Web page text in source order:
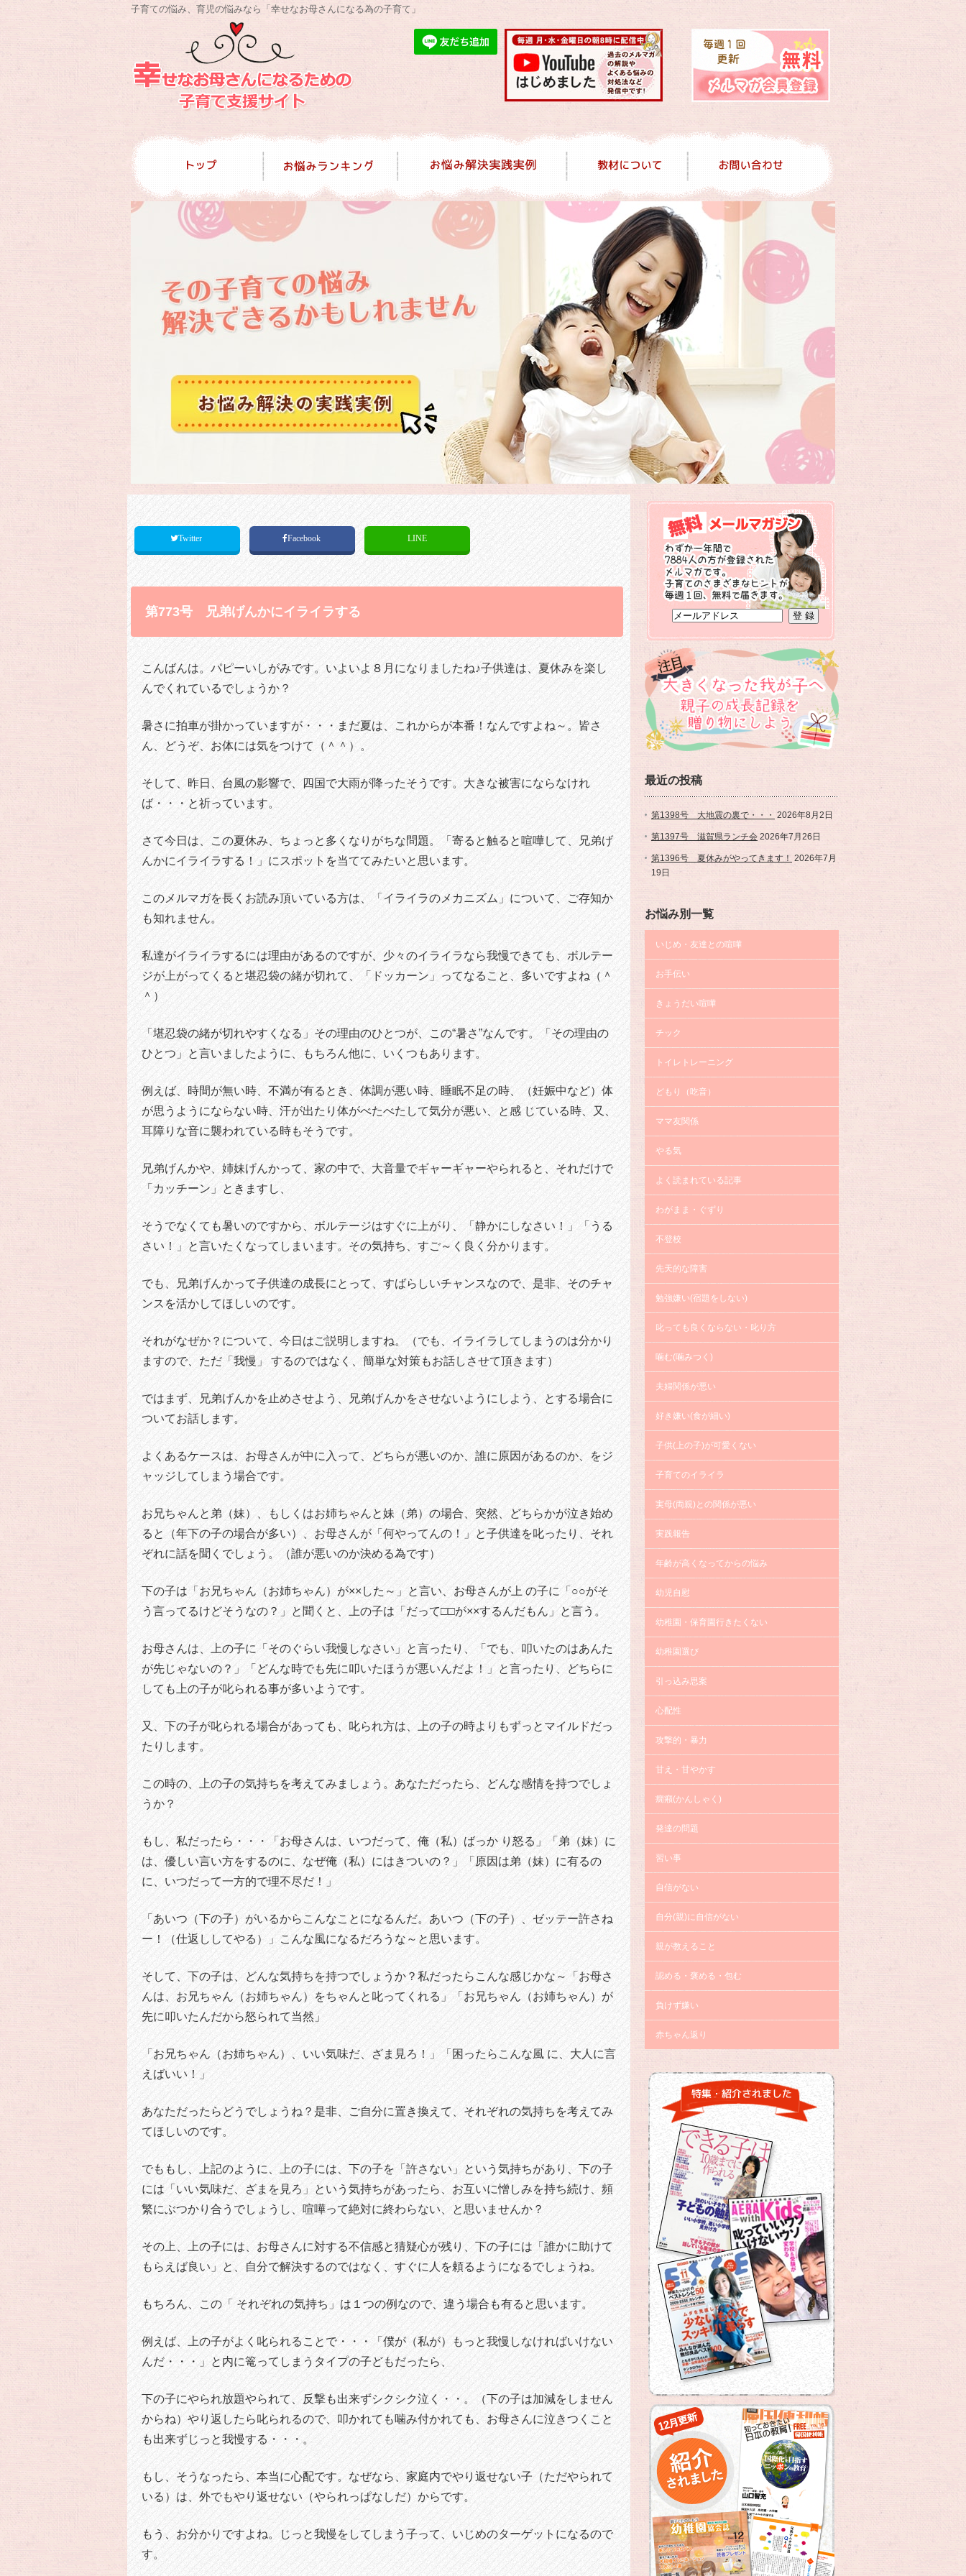
子育ての悩み、育児の悩みなら「幸せなお母さんになる為の子育て」
Twitter Facebook LINE
第773号 兄弟げんかにイライラする
こんばんは。パピーいしがみです。いよいよ８月になりましたね♪子供達は、夏休みを楽し
んでくれているでしょうか？
暑さに拍車が掛かっていますが・・・まだ夏は、これからが本番！なんですよね～。皆さ
ん、どうぞ、お体には気をつけて（＾＾）。
そして、昨日、台風の影響で、四国で大雨が降ったそうです。大きな被害にならなけれ
ば・・・と祈っています。
さて今日は、この夏休み、ちょっと多くなりがちな問題。「寄ると触ると喧嘩して、兄弟げ
んかにイライラする！」にスポットを当ててみたいと思います。
このメルマガを長くお読み頂いている方は、「イライラのメカニズム」について、ご存知か
も知れません。
私達がイライラするには理由があるのですが、少々のイライラなら我慢できても、ボルテー
ジが上がってくると堪忍袋の緒が切れて、「ドッカーン」ってなること、多いですよね（＾
＾）
「堪忍袋の緒が切れやすくなる」その理由のひとつが、この“暑さ”なんです。「その理由の
ひとつ」と言いましたように、もちろん他に、いくつもあります。
例えば、時間が無い時、不満が有るとき、体調が悪い時、睡眠不足の時、（妊娠中など）体
が思うようにならない時、汗が出たり体がべたべたして気分が悪い、と感 じている時、又、
耳障りな音に襲われている時もそうです。
兄弟げんかや、姉妹げんかって、家の中で、大音量でギャーギャーやられると、それだけで
「カッチーン」ときますし、
そうでなくても暑いのですから、ボルテージはすぐに上がり、「静かにしなさい！」「うる
さい！」と言いたくなってしまいます。その気持ち、すご～く良く分かります。
でも、兄弟げんかって子供達の成長にとって、すばらしいチャンスなので、是非、そのチャ
ンスを活かしてほしいのです。
それがなぜか？について、今日はご説明しますね。（でも、イライラしてしまうのは分かり
ますので、ただ「我慢」 するのではなく、簡単な対策もお話しさせて頂きます）
ではまず、兄弟げんかを止めさせよう、兄弟げんかをさせないようにしよう、とする場合に
ついてお話します。
よくあるケースは、お母さんが中に入って、どちらが悪いのか、誰に原因があるのか、をジ
ャッジしてしまう場合です。
お兄ちゃんと弟（妹）、もしくはお姉ちゃんと妹（弟）の場合、突然、どちらかが泣き始め
ると（年下の子の場合が多い）、お母さんが「何やってんの！」と子供達を叱ったり、それ
ぞれに話を聞くでしょう。（誰が悪いのか決める為です）
下の子は「お兄ちゃん（お姉ちゃん）が××した～」と言い、お母さんが上 の子に「○○がそ
う言ってるけどそうなの？」と聞くと、上の子は「だって□□が××するんだもん」と言う。
お母さんは、上の子に「そのぐらい我慢しなさい」と言ったり、「でも、叩いたのはあんた
が先じゃないの？」「どんな時でも先に叩いたほうが悪いんだよ！」と言ったり、どちらに
しても上の子が叱られる事が多いようです。
又、下の子が叱られる場合があっても、叱られ方は、上の子の時よりもずっとマイルドだっ
たりします。
この時の、上の子の気持ちを考えてみましょう。あなただったら、どんな感情を持つでしょ
うか？
もし、私だったら・・・「お母さんは、いつだって、俺（私）ばっか り怒る」「弟（妹）に
は、優しい言い方をするのに、なぜ俺（私）にはきついの？」「原因は弟（妹）に有るの
に、いつだって一方的で理不尽だ！」
「あいつ（下の子）がいるからこんなことになるんだ。あいつ（下の子）、ゼッテー許さね
ー！（仕返ししてやる）」こんな風になるだろうな～と思います。
そして、下の子は、どんな気持ちを持つでしょうか？私だったらこんな感じかな～「お母さ
んは、お兄ちゃん（お姉ちゃん）をちゃんと叱ってくれる」「お兄ちゃん（お姉ちゃん）が
先に叩いたんだから怒られて当然」
「お兄ちゃん（お姉ちゃん）、いい気味だ、ざま見ろ！」「困ったらこんな風 に、大人に言
えばいい！」
あなただったらどうでしょうね？是非、ご自分に置き換えて、それぞれの気持ちを考えてみ
てほしいのです。
でももし、上記のように、上の子には、下の子を「許さない」という気持ちがあり、下の子
には「いい気味だ、ざまを見ろ」という気持ちがあったら、お互いに憎しみを持ち続け、頻
繁にぶつかり合うでしょうし、喧嘩って絶対に終わらない、と思いませんか？
その上、上の子には、お母さんに対する不信感と猜疑心が残り、下の子には「誰かに助けて
もらえば良い」と、自分で解決するのではなく、すぐに人を頼るようになるでしょうね。
もちろん、この「 それぞれの気持ち」は１つの例なので、違う場合も有ると思います。
例えば、上の子がよく叱られることで・・・「僕が（私が）もっと我慢しなければいけない
んだ・・・」と内に篭ってしまうタイプの子どもだったら、
下の子にやられ放題やられて、反撃も出来ずシクシク泣く・・。（下の子は加減をしません
からね）やり返したら叱られるので、叩かれても噛み付かれても、お母さんに泣きつくこと
も出来ずじっと我慢する・・・。
もし、そうなったら、本当に心配です。なぜなら、家庭内でやり返せない子（ただやられて
いる）は、外でもやり返せない（やられっぱなしだ）からです。
もう、お分かりですよね。じっと我慢をしてしまう子って、いじめのターゲットになるので
す。
最近の投稿
第1398号 大地震の裏で・・・ 2026年8月2日
第1397号 滋賀県ランチ会 2026年7月26日
第1396号 夏休みがやってきます！ 2026年7月
19日
お悩み別一覧
いじめ・友達との喧嘩
お手伝い
きょうだい喧嘩
チック
トイレトレーニング
どもり（吃音）
ママ友関係
やる気
よく読まれている記事
わがまま・ぐずり
不登校
先天的な障害
勉強嫌い(宿題をしない)
叱っても良くならない・叱り方
噛む(噛みつく)
夫婦関係が悪い
好き嫌い(食が細い)
子供(上の子)が可愛くない
子育てのイライラ
実母(両親)との関係が悪い
実践報告
年齢が高くなってからの悩み
幼児自慰
幼稚園・保育園行きたくない
幼稚園選び
引っ込み思案
心配性
攻撃的・暴力
甘え・甘やかす
癇癪(かんしゃく)
発達の問題
習い事
自信がない
自分(親)に自信がない
親が教えること
認める・褒める・包む
負けず嫌い
赤ちゃん返り